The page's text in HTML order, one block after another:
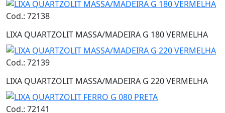
Cod.: 72138
LIXA QUARTZOLIT MASSA/MADEIRA G 180 VERMELHA
Cod.: 72139
LIXA QUARTZOLIT MASSA/MADEIRA G 220 VERMELHA
Cod.: 72141